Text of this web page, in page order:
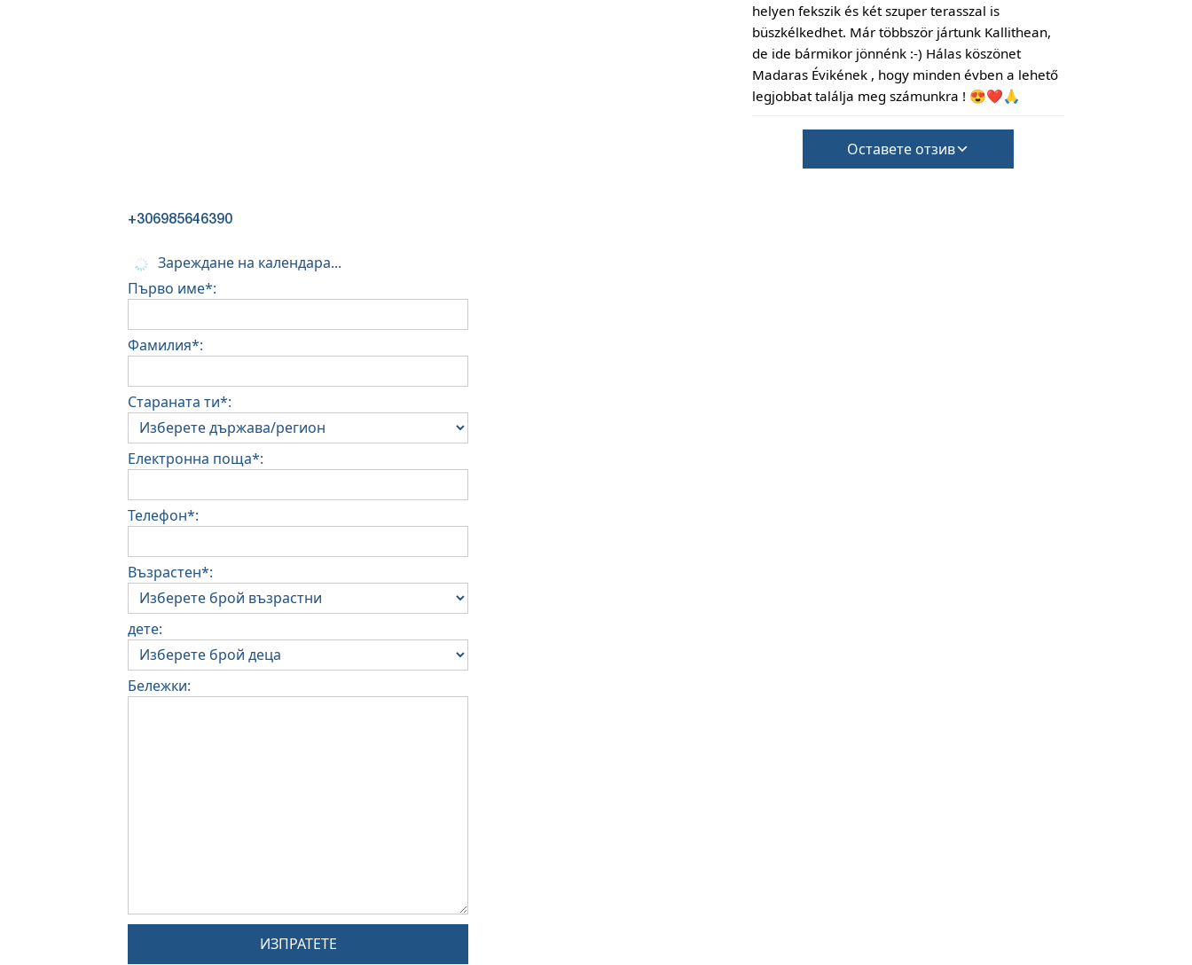
helyen fekszik és két szuper terasszal is
büszkélkedhet. Már többször jártunk Kallithean,
de ide bármikor jönnénk :-) Hálas köszönet
Madaras Évikének , hogy minden évben a lehető
legjobbat találja meg számunkra ! 😍❤️🙏
Оставете отзив
+306985646390
Зареждане на календара...
Първо име*:
Фамилия*:
Стараната ти*:
Електронна поща*:
Телефон*:
Възрастен*:
дете:
Бележки:
ИЗПРАТЕТЕ